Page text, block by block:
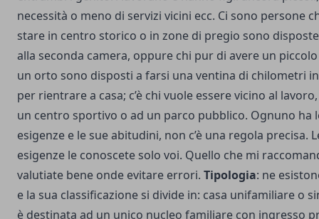
necessità o meno di servizi vicini ecc. Ci sono persone
stare in centro storico o in zone di pregio sono
alla seconda camera, oppure chi pur di avere un
un orto sono disposti a farsi una ventina di chilometri
per rientrare a casa; c’è chi vuole essere vicino al
un centro sportivo o ad un parco pubblico. Ognuno ha
esigenze e le sue abitudini, non c’è una regola precisa.
esigenze le conoscete solo voi. Quello che mi
valutiate bene onde evitare errori. Tipologia: ne
e la sua classificazione si divide in: casa unifamiliare o
è destinata ad un unico nucleo familiare con ingresso